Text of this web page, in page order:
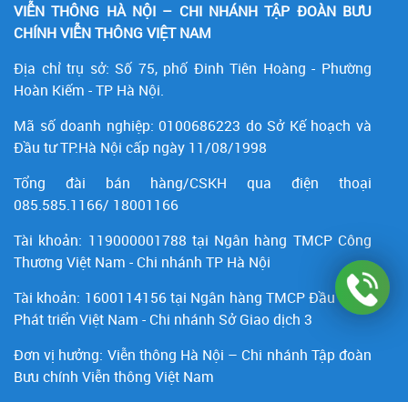
VIỄN THÔNG HÀ NỘI – CHI NHÁNH TẬP ĐOÀN BƯU
CHÍNH VIỄN THÔNG VIỆT NAM
Địa chỉ trụ sở: Số 75, phố Đinh Tiên Hoàng - Phường
Hoàn Kiếm - TP Hà Nội.
Mã số doanh nghiệp:0100686223 do Sở Kế hoạch và
Đầu tư TP.Hà Nội cấp ngày 11/08/1998
Tổng đài bán hàng/CSKH qua điện thoại
085.585.1166/ 18001166
Tài khoản: 119000001788 tại Ngân hàng TMCP Công
Thương Việt Nam - Chi nhánh TP Hà Nội
Tài khoản: 1600114156tại Ngân hàng TMCP Ðầu tư và
Phát triển Việt Nam - Chi nhánh Sở Giao dịch 3
Đơn vị hưởng: Viễn thông Hà Nội – Chi nhánh Tập đoàn
Bưu chính Viễn thông Việt Nam